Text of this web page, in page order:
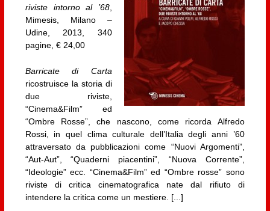
riviste intorno al ’68
Mimesis, Milano –
Udine, 2013, 340
pagine, € 24,00
Barricate di Carta
ricostruisce la storia di
due riviste,
“Cinema&Film” ed
“Ombre Rosse”, che nascono, come ricorda Alfredo
Rossi, in quel clima culturale dell’Italia degli anni ’60
attraversato da pubblicazioni come “Nuovi Argomenti”,
“Aut-Aut”, “Quaderni piacentini”, “Nuova Corrente”,
“Ideologie” ecc. “Cinema&Film” ed “Ombre rosse” sono
riviste di critica cinematografica nate dal rifiuto di
intendere la critica come un mestiere. [...]